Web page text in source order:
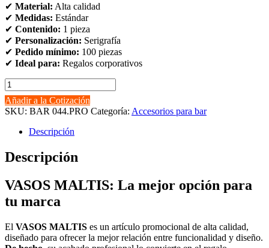
✔ Material: Alta calidad
✔ Medidas: Estándar
✔ Contenido: 1 pieza
✔ Personalización: Serigrafía
✔ Pedido mínimo: 100 piezas
✔ Ideal para: Regalos corporativos
VASOS
MALTIS
cantidad
Añadir a la Cotización
SKU: BAR 044.PRO Categoría: Accesorios para bar
Descripción
Descripción
VASOS MALTIS: La mejor opción para
tu marca
El VASOS MALTIS es un artículo promocional de alta calidad,
diseñado para ofrecer la mejor relación entre funcionalidad y diseño.